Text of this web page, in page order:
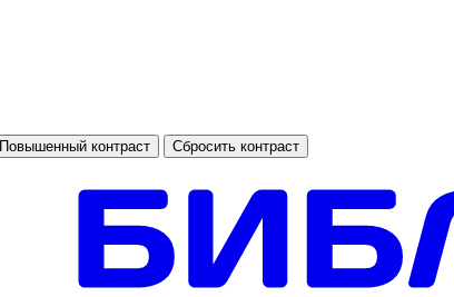
Повышенный контраст Сбросить контраст